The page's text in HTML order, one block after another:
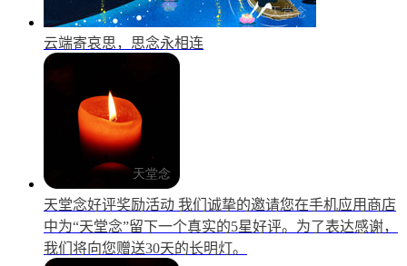
云端寄哀思，思念永相连
天堂念好评奖励活动 我们诚挚的邀请您在手机应用商店
中为“天堂念”留下一个真实的5星好评。为了表达感谢，
我们将向您赠送30天的长明灯。